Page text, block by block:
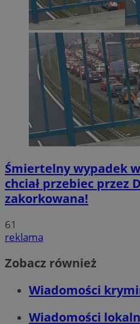
Śmiertelny wypadek
chciał przebiec przez
zakorkowana!
61
reklama
Zobacz również
Wiadomości
Wiadomości